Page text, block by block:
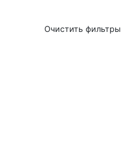
Очистить фильтры